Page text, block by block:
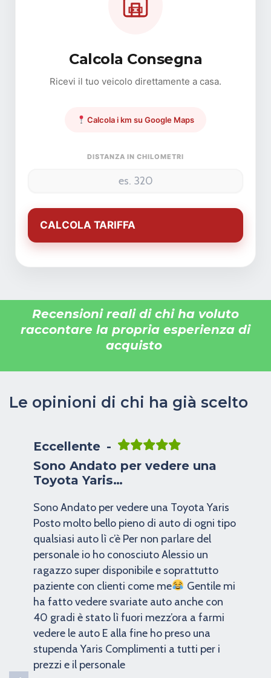
Calcola Consegna
Ricevi il tuo veicolo direttamente a casa.
Calcola i km su Google Maps
DISTANZA IN CHILOMETRI
CALCOLA TARIFFA
Recensioni reali di chi ha voluto
raccontare la propria esperienza di
acquisto
Le opinioni di chi ha già scelto
Sono Andato per vedere una
Toyota Yaris…
Sono Andato per vedere una Toyota Yaris
Posto molto bello pieno di auto di ogni tipo
qualsiasi auto lì c’è Per non parlare del
personale io ho conosciuto Alessio un
ragazzo super disponibile e soprattutto
paziente con clienti come me
Gentile mi
ha fatto vedere svariate auto anche con
40 gradi è stato lì fuori mezz’ora a farmi
vedere le auto E alla fine ho preso una
stupenda Yaris Complimenti a tutti per i
prezzi e il personale
Eccellente